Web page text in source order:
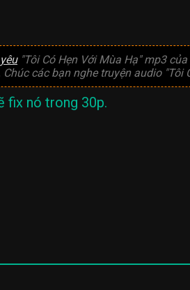
"Tôi Có Hẹn Với Mùa Hạ" mp3
Chúc các bạn nghe truyện audio "Tôi
fix nó trong 30p.